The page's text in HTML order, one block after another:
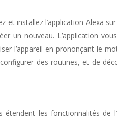
et installez l’application Alexa
un nouveau. L’application
l’appareil en prononçant le
des routines, et de
étendent les fonctionnalités de